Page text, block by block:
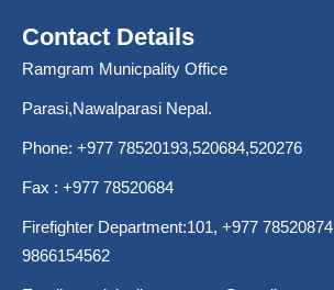
Contact Details
Ramgram Municpality Office
Parasi,Nawalparasi Nepal.
Phone: +977 78520193,520684,520276
Fax : +977 78520684
Firefighter Department:101, +977 78520874
9866154562